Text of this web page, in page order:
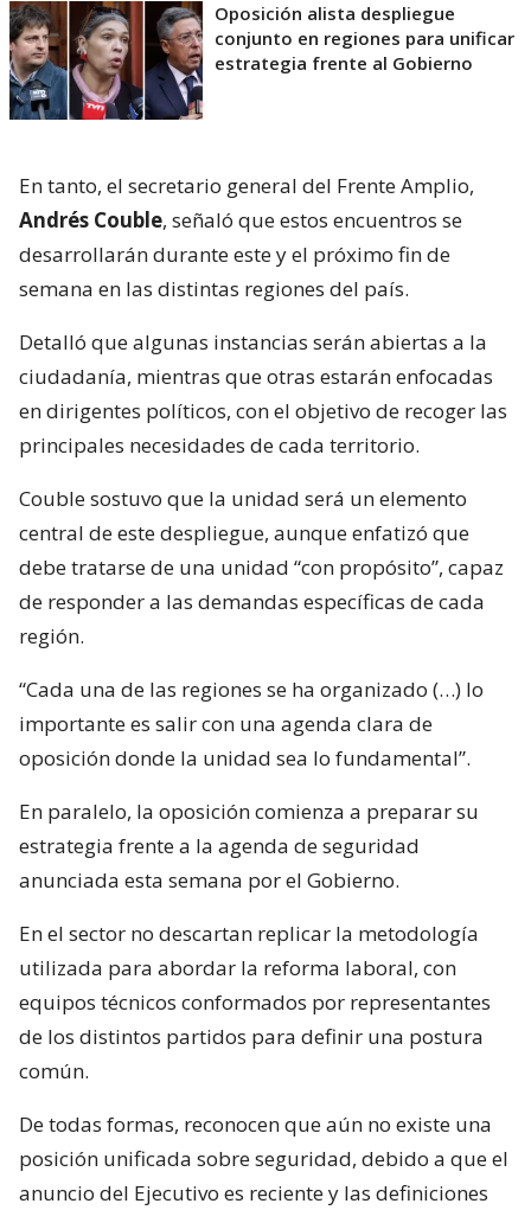
Oposición alista despliegue
conjunto en regiones para unificar
estrategia frente al Gobierno
En tanto, el secretario general del Frente Amplio,
Andrés Couble, señaló que estos encuentros se
desarrollarán durante este y el próximo fin de
semana en las distintas regiones del país.
Detalló que algunas instancias serán abiertas a la
ciudadanía, mientras que otras estarán enfocadas
en dirigentes políticos, con el objetivo de recoger las
principales necesidades de cada territorio.
Couble sostuvo que la unidad será un elemento
central de este despliegue, aunque enfatizó que
debe tratarse de una unidad “con propósito”, capaz
de responder a las demandas específicas de cada
región.
“Cada una de las regiones se ha organizado (…) lo
importante es salir con una agenda clara de
oposición donde la unidad sea lo fundamental”.
En paralelo, la oposición comienza a preparar su
estrategia frente a la agenda de seguridad
anunciada esta semana por el Gobierno.
En el sector no descartan replicar la metodología
utilizada para abordar la reforma laboral, con
equipos técnicos conformados por representantes
de los distintos partidos para definir una postura
común.
De todas formas, reconocen que aún no existe una
posición unificada sobre seguridad, debido a que el
anuncio del Ejecutivo es reciente y las definiciones